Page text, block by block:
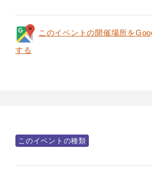
このイベントの開催場所を
する
このイベントの種類